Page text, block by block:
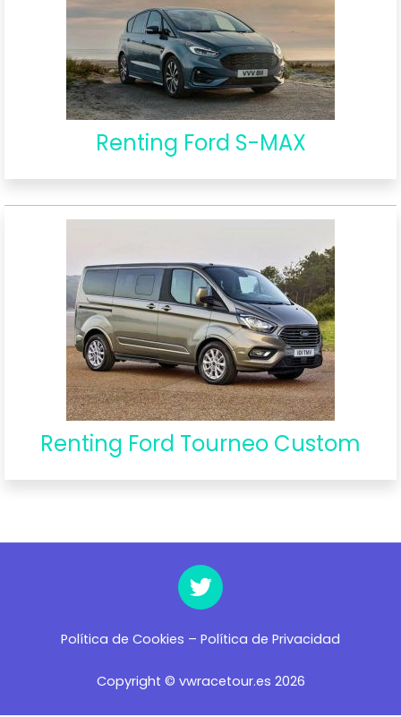
Renting Ford S-MAX
Renting Ford Tourneo Custom
Política de Cookies – Política de Privacidad
Copyright © vwracetour.es 2026